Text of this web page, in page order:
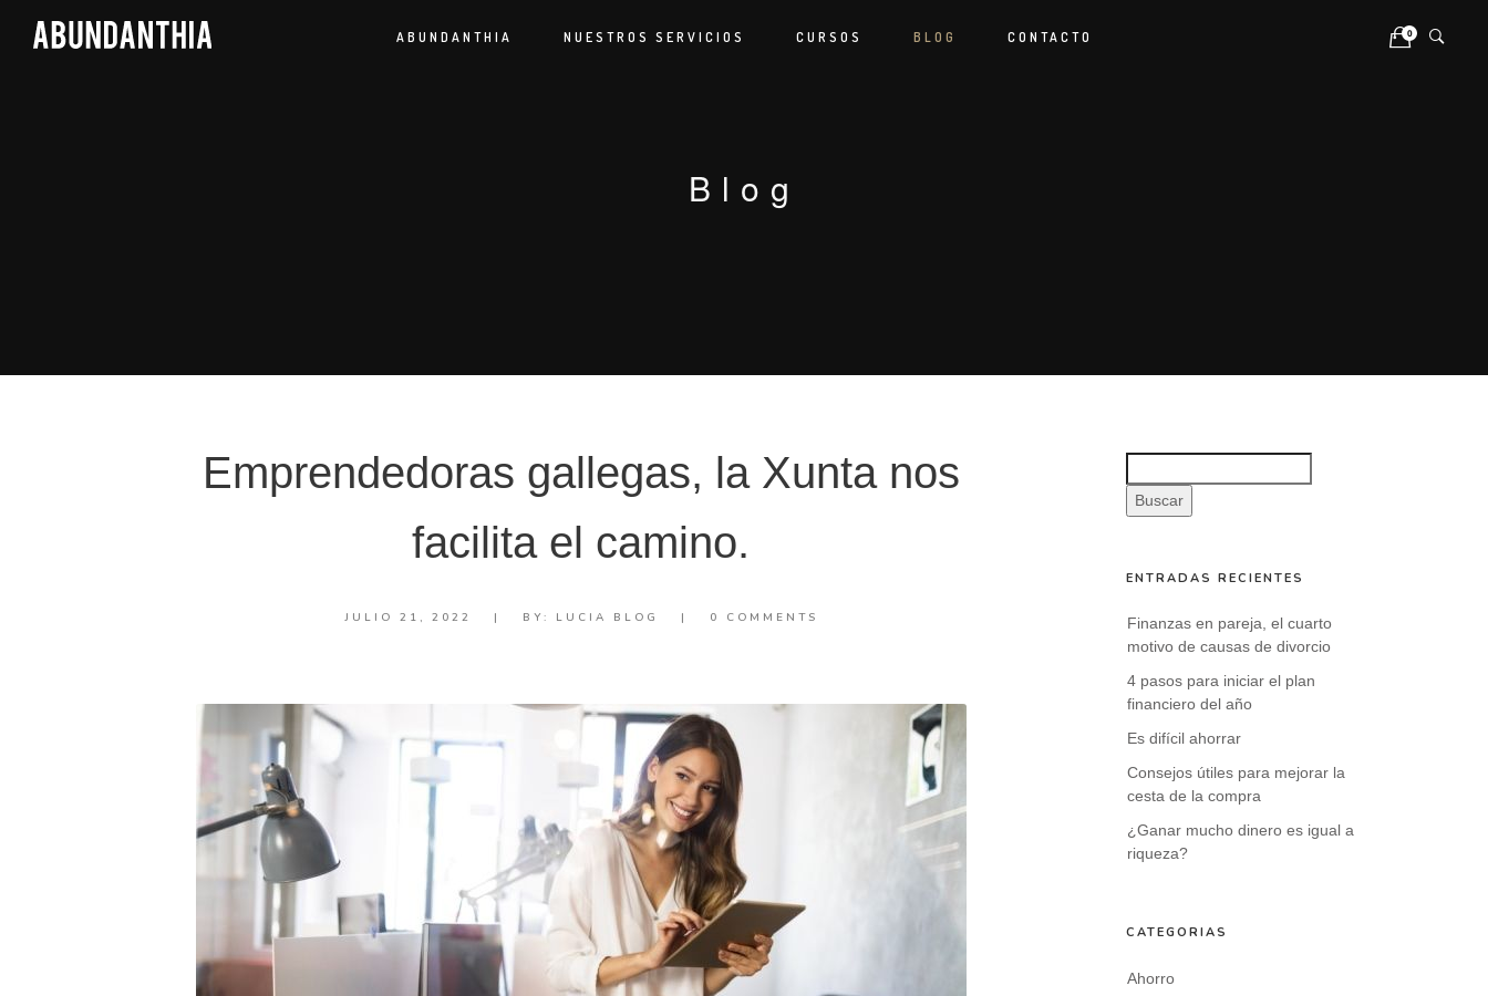
ABUNDANTHIA NUESTROS SERVICIOS CURSOS BLOG CONTACTO 0
Blog
Emprendedoras gallegas, la Xunta nos
facilita el camino.
JULIO 21, 2022 | BY: LUCIA BLOG | 0 COMMENTS
Buscar
ENTRADAS RECIENTES
Finanzas en pareja, el cuarto
motivo de causas de divorcio
4 pasos para iniciar el plan
financiero del año
Es difícil ahorrar
Consejos útiles para mejorar la
cesta de la compra
¿Ganar mucho dinero es igual a
riqueza?
CATEGORÍAS
Ahorro